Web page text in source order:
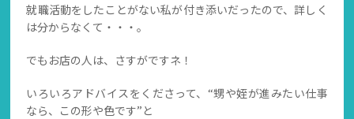
就職活動をしたことがない私が付き添いだったので、詳しく
は分からなくて・・・。
でもお店の人は、さすがですネ！
いろいろアドバイスをくださって、“甥や姪が進みたい仕事
なら、この形や色です”と